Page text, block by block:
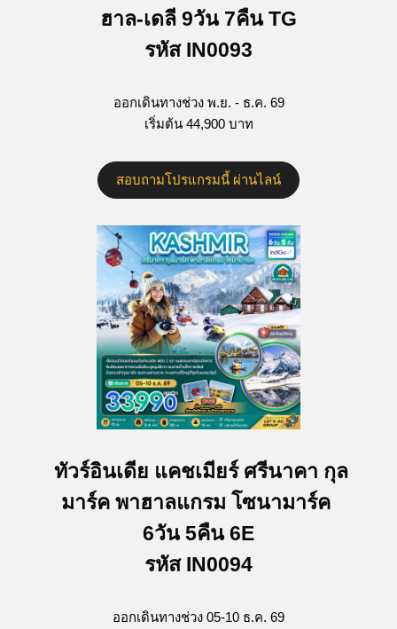
ฮาล-เดลี 9วัน 7คืน TG
รหัส IN0093
ออกเดินทางช่วง พ.ย. - ธ.ค. 69
เริ่มต้น 44,900 บาท
สอบถามโปรแกรมนี้ ผ่านไลน์
ทัวร์อินเดีย แคชเมียร์ ศรีนาคา กุล
มาร์ค พาฮาลแกรม โซนามาร์ค
6วัน 5คืน 6E
รหัส IN0094
ออกเดินทางช่วง 05-10 ธ.ค. 69